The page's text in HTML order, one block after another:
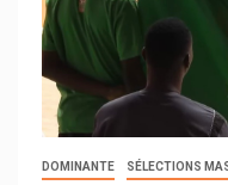
DOMINANTE SÉLECTIONS